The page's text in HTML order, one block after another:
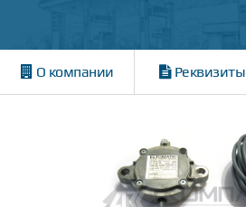
О компании Реквизиты